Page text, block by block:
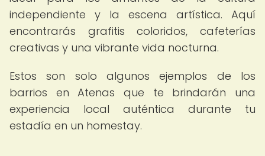
independiente y la escena artística. Aquí
encontrarás grafitis coloridos, cafeterías
creativas y una vibrante vida nocturna.
Estos son solo algunos ejemplos de los
barrios en Atenas que te brindarán una
experiencia local auténtica durante tu
estadía en un homestay.